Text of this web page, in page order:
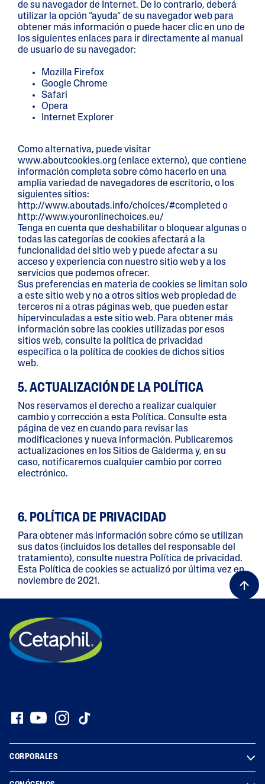
de su navegador de Internet. De lo contrario, deberá
utilizar la opción “ayuda” de su navegador web para
obtener más información o puede hacer clic en uno de
los siguientes enlaces para ir directamente al manual
de usuario de su navegador:
Mozilla Firefox
Google Chrome
Safari
Opera
Internet Explorer
Como alternativa, puede visitar
www.aboutcookies.org (enlace externo), que contiene
información completa sobre cómo hacerlo en una
amplia variedad de navegadores de escritorio, o los
siguientes sitios:
http://www.aboutads.info/choices/#completed o
http://www.youronlinechoices.eu/
Tenga en cuenta que deshabilitar o bloquear algunas o
todas las categorías de cookies afectará a la
funcionalidad del sitio web y puede afectar a su
acceso y experiencia con nuestro sitio web y a los
servicios que podemos ofrecer.
Sus preferencias en materia de cookies se limitan solo
a este sitio web y no a otros sitios web propiedad de
terceros ni a otras páginas web, que pueden estar
hipervinculadas a este sitio web. Para obtener más
información sobre las cookies utilizadas por esos
sitios web, consulte la política de privacidad
específica o la política de cookies de dichos sitios
web.
5. ACTUALIZACIÓN DE LA POLÍTICA
Nos reservamos el derecho a realizar cualquier
cambio y corrección a esta Política. Consulte esta
página de vez en cuando para revisar las
modificaciones y nueva información. Publicaremos
actualizaciones en los Sitios de Galderma y, en su
caso, notificaremos cualquier cambio por correo
electrónico.
6. POLÍTICA DE PRIVACIDAD
Para obtener más información sobre cómo se utilizan
sus datos (incluidos los detalles del responsable del
tratamiento), consulte nuestra Política de privacidad.
Esta Política de cookies se actualizó por última vez en
noviembre de 2021.
CORPORALES